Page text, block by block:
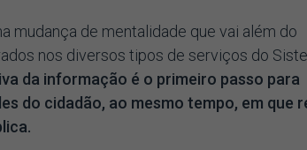
mudança de mentalidade que vai além do
nos diversos tipos de serviços do
da informação é o primeiro passo para
do cidadão, ao mesmo tempo, em que